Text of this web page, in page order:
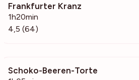
Frankfurter Kranz
1h20min
4,5 (64)
Schoko-Beeren-Torte